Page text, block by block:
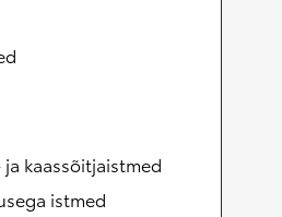
kaassõitjaistmed
istmed